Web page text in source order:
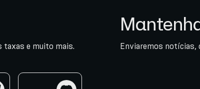
taxas e muito mais. Enviaremos notícias,